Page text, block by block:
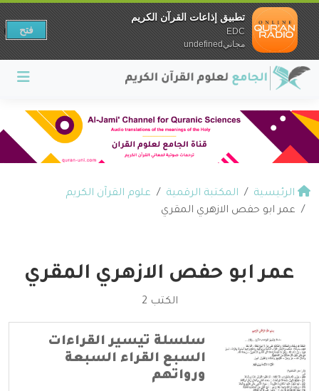
الرئيسية المكتبة الرقمية
علوم القرآن الكريم
عمر ابو حفص الازهري المقري
عمر ابو حفص الازهري المقري
الكتب 2
سلسلة تيسير القراءات
السبع القراء السبعة
ورواتهم
تطبيق إذاعات القرآن الكريم
EDC
مجانيundefined
فتح